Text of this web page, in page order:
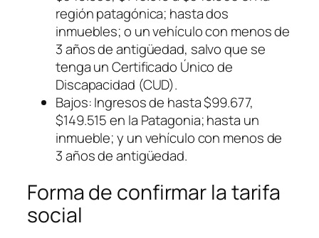
región patagónica; hasta dos
inmuebles; o un vehículo con menos de
3 años de antigüedad, salvo que se
tenga un Certificado Único de
Discapacidad (CUD).
Bajos: Ingresos de hasta $99.677,
$149.515 en la Patagonia; hasta un
inmueble; y un vehículo con menos de
3 años de antigüedad.
Forma de confirmar la tarifa
social